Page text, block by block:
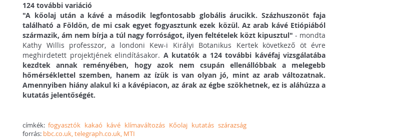
124 további variáció
"A kőolaj után a kávé a második legfontosabb globális árucikk. Százhuszonöt faja
található a Földön, de mi csak egyet fogyasztunk ezek közül. Az arab kávé Etiópiából
származik, ám nem bírja a túl nagy forróságot, ilyen feltételek közt kipusztul" - mondta
Kathy Willis professzor, a londoni Kew-i Királyi Botanikus Kertek következő öt évre
meghirdetett projektjének elindításakor. A kutatók a 124 további kávéfaj vizsgálatába
kezdtek annak reményében, hogy azok nem csupán ellenállóbbak a melegebb
hőmérséklettel szemben, hanem az ízük is van olyan jó, mint az arab változatnak.
Amennyiben hiány alakul ki a kávépiacon, az árak az égbe szökhetnek, ez is aláhúzza a
kutatás jelentőségét.
címkék:fogyasztók kakaó kávé klímaváltozás Kőolaj kutatás szárazság
forrás: bbc.co.uk, telegraph.co.uk, MTI